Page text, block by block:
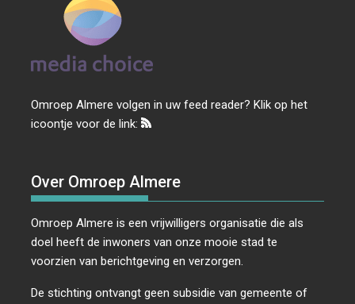
Omroep Almere volgen in uw feed reader? Klik op het
icoontje voor de link:
Over Omroep Almere
Omroep Almere is een vrijwilligers organisatie die als
doel heeft de inwoners van onze mooie stad te
voorzien van berichtgeving en verzorgen.
De stichting ontvangt geen subsidie van gemeente of